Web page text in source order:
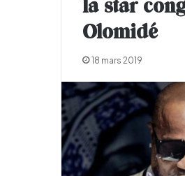
la star
Olomidé
18 mars 2019